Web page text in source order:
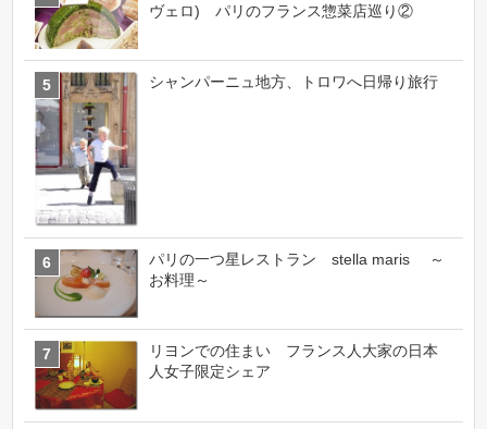
ヴェロ) パリのフランス惣菜店巡り②
シャンパーニュ地方、トロワへ日帰り旅行
パリの一つ星レストラン stella maris ～
お料理～
リヨンでの住まい フランス人大家の日本
人女子限定シェア